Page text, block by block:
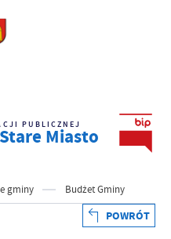
PUBLICZNEJ
Miasto
gminy Budżet Gminy
POWRÓT